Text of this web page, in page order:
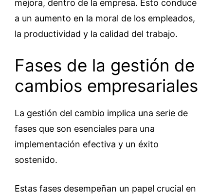
mejora, dentro de la empresa. Esto conduce
a un aumento en la moral de los empleados,
la productividad y la calidad del trabajo.
Fases de la gestión de
cambios empresariales
La gestión del cambio implica una serie de
fases que son esenciales para una
implementación efectiva y un éxito
sostenido.
Estas fases desempeñan un papel crucial en